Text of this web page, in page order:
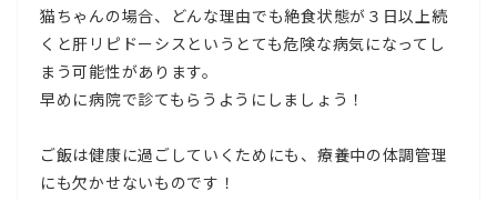
猫ちゃんの場合、どんな理由でも絶食状態が３日以上続
くと肝リピドーシスというとても危険な病気になってし
まう可能性があります。
早めに病院で診てもらうようにしましょう！
ご飯は健康に過ごしていくためにも、療養中の体調管理
にも欠かせないものです！